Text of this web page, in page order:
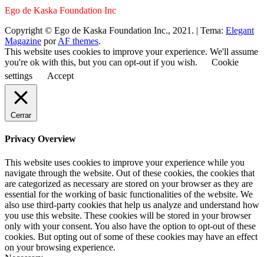
Ego de Kaska Foundation Inc
Copyright © Ego de Kaska Foundation Inc., 2021. | Tema: Elegant
Magazine porAF themes.
This website uses cookies to improve your experience. We'll assume
you're ok with this, but you can opt-out if you wish.
Cookie
settings
Accept
Cerrar
Privacy Overview
This website uses cookies to improve your experience while you
navigate through the website. Out of these cookies, the cookies that
are categorized as necessary are stored on your browser as they are
essential for the working of basic functionalities of the website. We
also use third-party cookies that help us analyze and understand how
you use this website. These cookies will be stored in your browser
only with your consent. You also have the option to opt-out of these
cookies. But opting out of some of these cookies may have an effect
on your browsing experience.